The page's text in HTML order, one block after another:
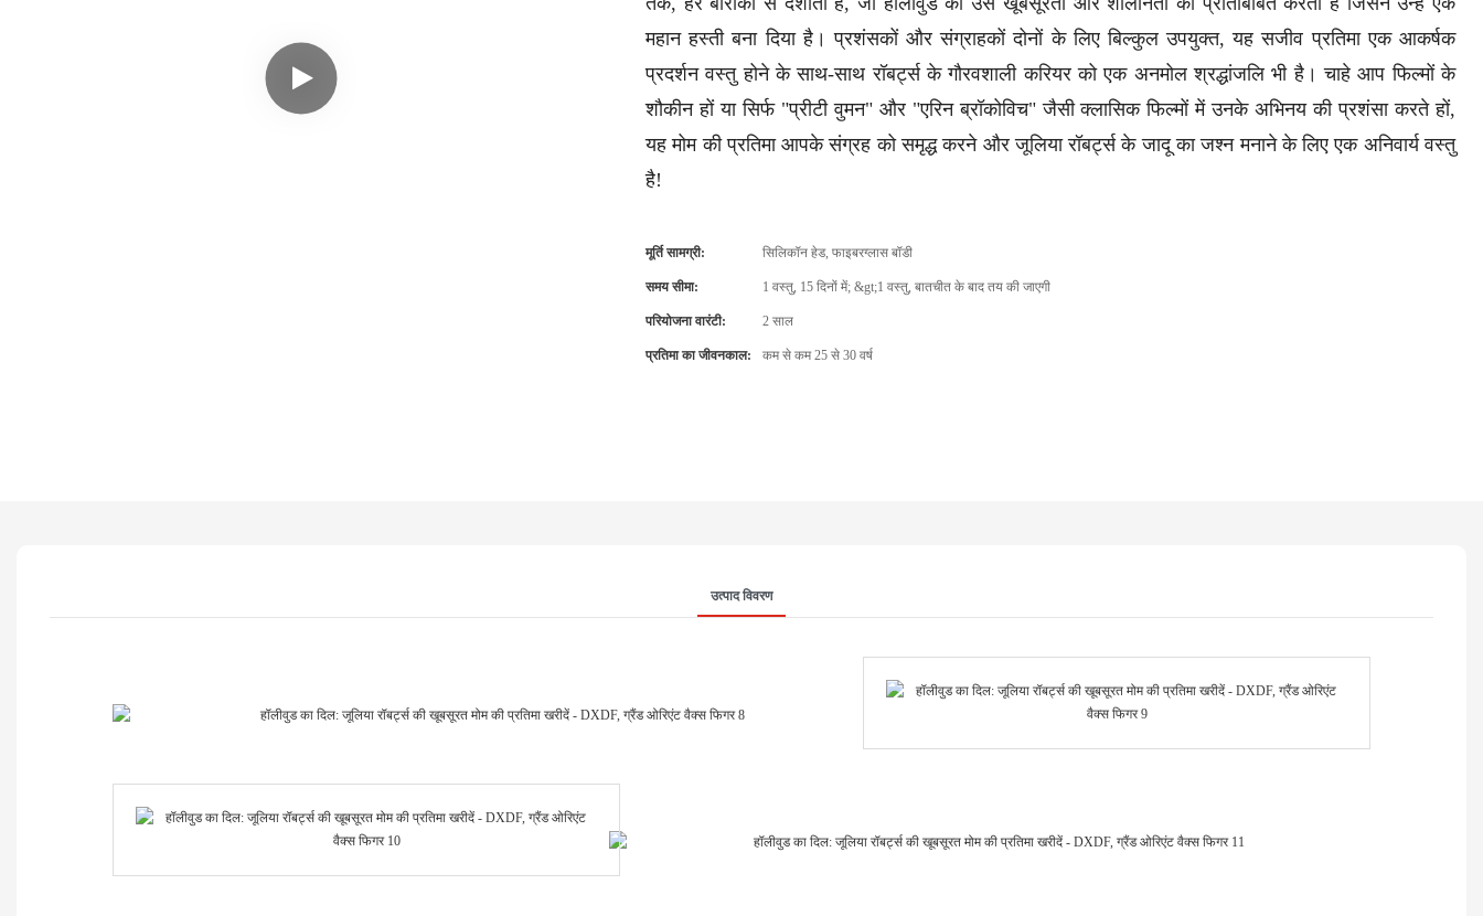
महान हस्ती बना दिया है। प्रशंसकों और संग्राहकों दोनों के लिए बिल्कुल उपयुक्त, यह सजीव प्रतिमा एक आकर्षक
प्रदर्शन वस्तु होने के साथ-साथ रॉबर्ट्स के गौरवशाली करियर को एक अनमोल श्रद्धांजलि भी है। चाहे आप फिल्मों के
शौकीन हों या सिर्फ "प्रीटी वुमन" और "एरिन ब्रॉकोविच" जैसी क्लासिक फिल्मों में उनके अभिनय की प्रशंसा करते हों,
यह मोम की प्रतिमा आपके संग्रह को समृद्ध करने और जूलिया रॉबर्ट्स के जादू का जश्न मनाने के लिए एक अनिवार्य वस्तु
है!
मूर्ति सामग्री: सिलिकॉन हेड, फाइबरग्लास बॉडी
समय सीमा: 1 वस्तु, 15 दिनों में; &gt;1 वस्तु, बातचीत के बाद तय की जाएगी
परियोजना वारंटी: 2 साल
प्रतिमा का जीवनकाल: कम से कम 25 से 30 वर्ष
उत्पाद विवरण